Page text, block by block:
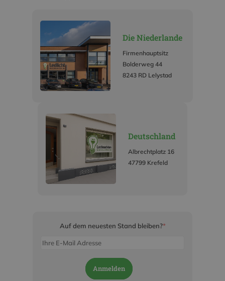
Die Niederlande
Firmenhauptsitz
Bolderweg 44
8243 RD Lelystad
Deutschland
Albrechtplatz 16
47799 Krefeld
Auf dem neuesten Stand bleiben?*
Anmelden